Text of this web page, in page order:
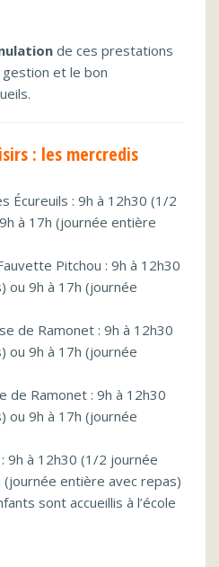
de ces prestations
et le bon
: les mercredis
Écureuils : 9h à 12h30 (1/2
à 17h (journée entière
Pitchou : 9h à 12h30
ou 9h à 17h (journée
de Ramonet : 9h à 12h30
ou 9h à 17h (journée
Ramonet : 9h à 12h30
ou 9h à 17h (journée
9h à 12h30 (1/2 journée
(journée entière avec repas)
sont accueillis à l’école